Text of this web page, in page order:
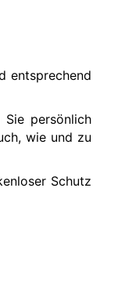
entsprechend
Sie persönlich
wie und zu
Schutz